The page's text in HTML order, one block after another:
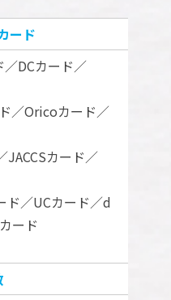
ード
DCカード／
／Oricoカード／
JACCSカード／
ド／UCカード／d
ード